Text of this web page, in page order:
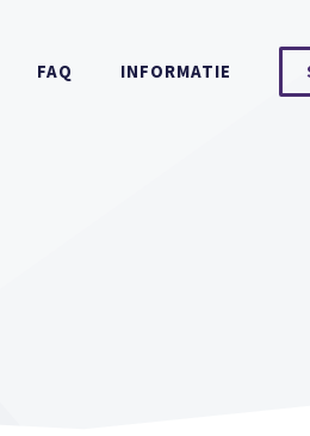
FAQ INFORMATIE